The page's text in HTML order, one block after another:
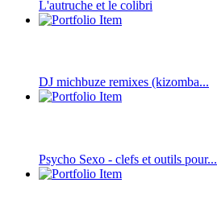
L'autruche et le colibri
DJ michbuze remixes (kizomba...
Psycho Sexo - clefs et outils pour...